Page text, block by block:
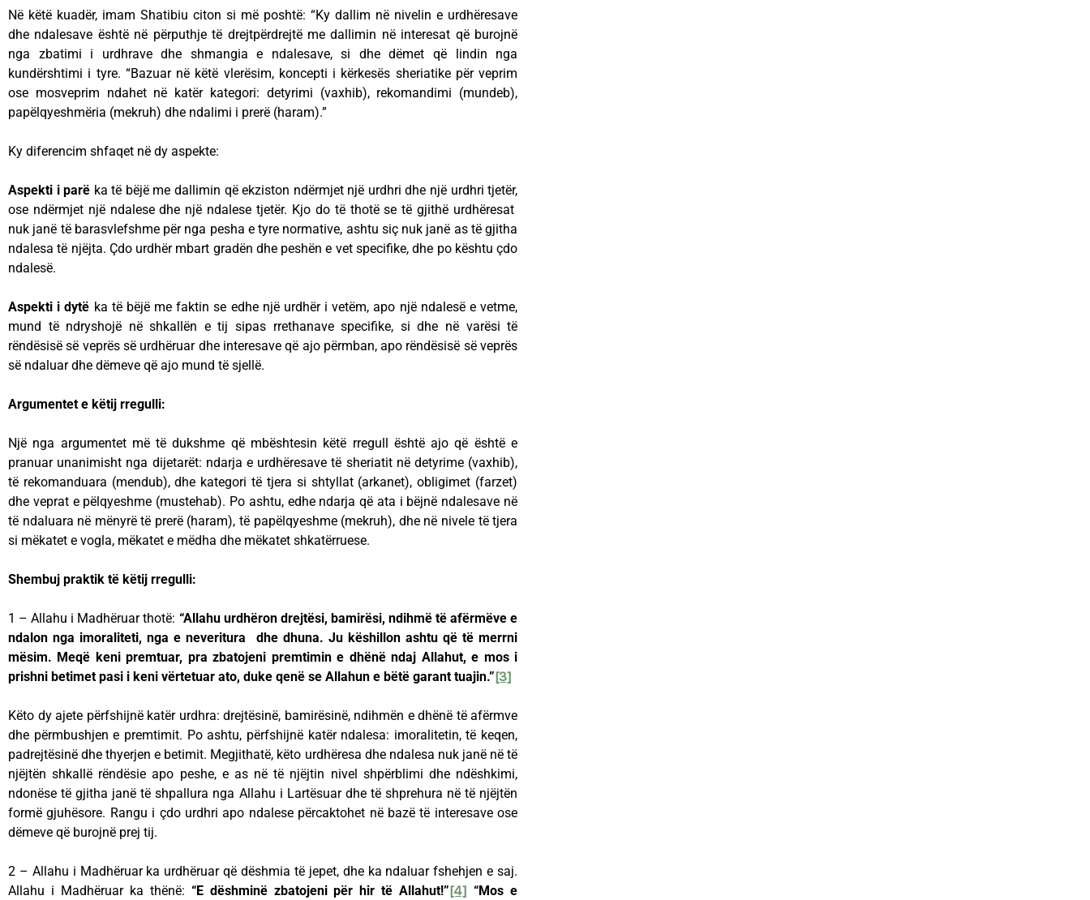
Në këtë kuadër, imam Shatibiu citon si më poshtë: “Ky dallim në nivelin e urdhëresave
dhe ndalesave është në përputhje të drejtpërdrejtë me dallimin në interesat që burojnë
nga zbatimi i urdhrave dhe shmangia e ndalesave, si dhe dëmet që lindin nga
kundërshtimi i tyre. “Bazuar në këtë vlerësim, koncepti i kërkesës sheriatike për veprim
ose mosveprim ndahet në katër kategori: detyrimi (vaxhib), rekomandimi (mundeb),
papëlqyeshmëria (mekruh) dhe ndalimi i prerë (haram).”
Ky diferencim shfaqet në dy aspekte:
Aspekti i parë ka të bëjë me dallimin që ekziston ndërmjet një urdhri dhe një urdhri tjetër,
ose ndërmjet një ndalese dhe një ndalese tjetër. Kjo do të thotë se të gjithë urdhëresat
nuk janë të barasvlefshme për nga pesha e tyre normative, ashtu siç nuk janë as të gjitha
ndalesa të njëjta. Çdo urdhër mbart gradën dhe peshën e vet specifike, dhe po kështu çdo
ndalesë.
Aspekti i dytë ka të bëjë me faktin se edhe një urdhër i vetëm, apo një ndalesë e vetme,
mund të ndryshojë në shkallën e tij sipas rrethanave specifike, si dhe në varësi të
rëndësisë së veprës së urdhëruar dhe interesave që ajo përmban, apo rëndësisë së veprës
së ndaluar dhe dëmeve që ajo mund të sjellë.
Argumentet e këtij rregulli:
Një nga argumentet më të dukshme që mbështesin këtë rregull është ajo që është e
pranuar unanimisht nga dijetarët: ndarja e urdhëresave të sheriatit në detyrime (vaxhib),
të rekomanduara (mendub), dhe kategori të tjera si shtyllat (arkanet), obligimet (farzet)
dhe veprat e pëlqyeshme (mustehab). Po ashtu, edhe ndarja që ata i bëjnë ndalesave në
të ndaluara në mënyrë të prerë (haram), të papëlqyeshme (mekruh), dhe në nivele të tjera
si mëkatet e vogla, mëkatet e mëdha dhe mëkatet shkatërruese.
Shembuj praktik të këtij rregulli:
1 – Allahu i Madhëruar thotë: “Allahu urdhëron drejtësi, bamirësi, ndihmë të afërmëve e
ndalon nga imoraliteti, nga e neveritura dhe dhuna. Ju këshillon ashtu që të merrni
mësim. Meqë keni premtuar, pra zbatojeni premtimin e dhënë ndaj Allahut, e mos i
prishni betimet pasi i keni vërtetuar ato, duke qenë se Allahun e bëtë garant tuajin.”[3]
Këto dy ajete përfshijnë katër urdhra: drejtësinë, bamirësinë, ndihmën e dhënë të afërmve
dhe përmbushjen e premtimit. Po ashtu, përfshijnë katër ndalesa: imoralitetin, të keqen,
padrejtësinë dhe thyerjen e betimit. Megjithatë, këto urdhëresa dhe ndalesa nuk janë në të
njëjtën shkallë rëndësie apo peshe, e as në të njëjtin nivel shpërblimi dhe ndëshkimi,
ndonëse të gjitha janë të shpallura nga Allahu i Lartësuar dhe të shprehura në të njëjtën
formë gjuhësore. Rangu i çdo urdhri apo ndalese përcaktohet në bazë të interesave ose
dëmeve që burojnë prej tij.
2 – Allahu i Madhëruar ka urdhëruar që dëshmia të jepet, dhe ka ndaluar fshehjen e saj.
Allahu i Madhëruar ka thënë: “E dëshminë zbatojeni për hir të Allahut!”[4] “Mos e